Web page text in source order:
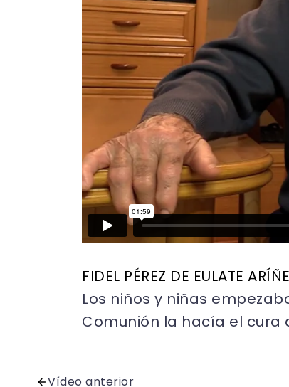
FIDEL PÉREZ DE EULATE
Los niños y niñas
Comunión la hacía el cura
Vídeo anterior